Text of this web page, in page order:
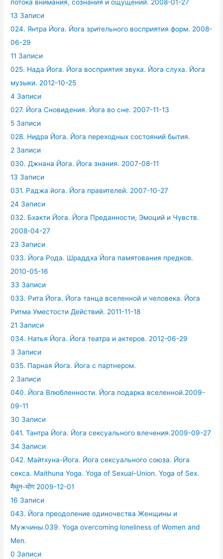
потока внимания, сознания и ощущений. 2008-01-27
13 Записи
024. Янтра Йога. Йога зрительного восприятия форм. 2008-
06-29
11 Записи
025. Нада Йога. Йога восприятия звука. Йога слуха. Йога
музыки. 2012-10-25
4 Записи
027. Йога Сновидения. Йога во сне. 2007-11-13
5 Записи
028. Нидра Йога. Йога переходных состояний бытия.
2 Записи
030. Джнана Йога. Йога знания. 2007-08-11
13 Записи
031. Раджа йога. Йога правителей. 2007-10-27
24 Записи
032. Бхакти Йога. Йога Преданности, Эмоций и Чувств.
2008-04-27
23 Записи
033. Йога Рода. Шраддха Йога памятования предков.
2010-05-16
33 Записи
033. Рита Йога. Йога танца вселенной и человека. Йога
Ритма Уместости Действий. 2011-11-18
21 Записи
034. Натья Йога. Йога театра и актеров. 2012-06-29
3 Записи
035. Парная Йога. Йога с партнером.
2 Записи
040. Йога Влюбленности. Йога подарка вселенной.2009-
09-11
30 Записи
041. Тантра Йога. Йога сексуального влечения.2009-09-27
34 Записи
042. Майтхуна-Йога. Йога сексуального союза. Йога
секса. Maithuna Yoga. Yoga of Sexual-Union. Yoga of Sex.
मैथुन-योग 2009-12-01
16 Записи
043. Йога преодоление одиночества Женщины и
Мужчины.039. Yoga overcoming loneliness of Women and
Men.
0 Записи